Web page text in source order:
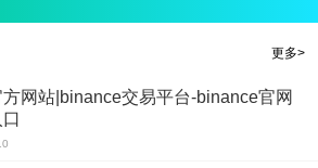
的交易及图表工具，帮助用户把握市场动态。
施，包括冷存储、SSL加密等，确保用户资产安
更多>
网站|binance交易平台-binance官网